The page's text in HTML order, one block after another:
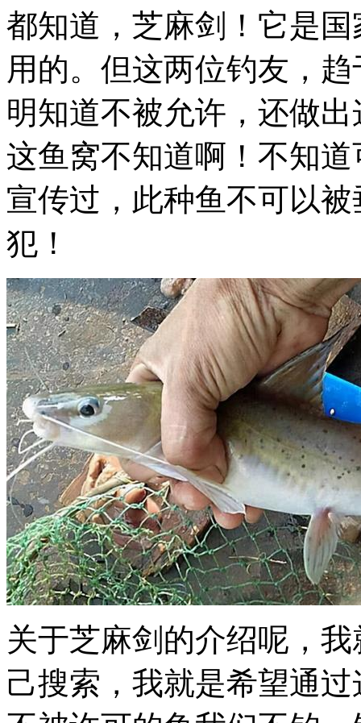
都知道，芝麻剑！它是
用的。但这两位钓友，
明知道不被允许，还做
这鱼窝不知道啊！不知
宣传过，此种鱼不可以
犯！
关于芝麻剑的介绍呢，
己搜索，我就是希望通